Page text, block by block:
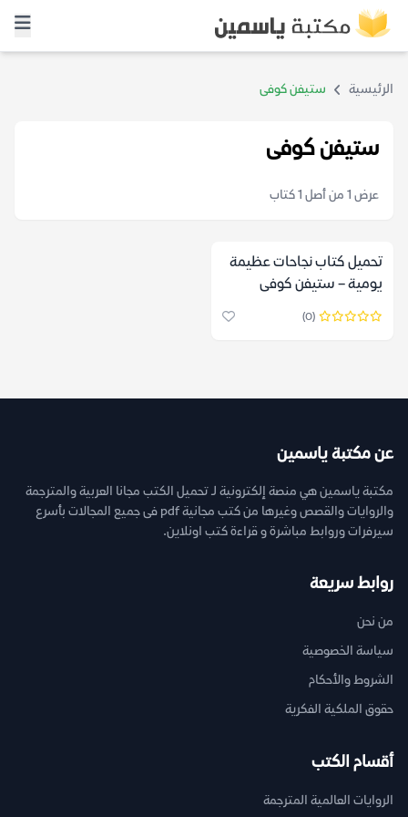
الرئيسية ستيفن كوفى
ستيفن كوفى
عرض 1 من أصل 1 كتاب
تحميل كتاب نجاحات عظيمة
يومية – ستيفن كوفى
(0)
عن مكتبة ياسمين
مكتبة ياسمين هي منصة إلكترونية لـ تحميل الكتب مجانا العربية والمترجمة
والروايات والقصص وغيرها من كتب مجانية pdf فى جميع المجالات بأسرع
سيرفرات وروابط مباشرة و قراءة كتب اونلاين.
روابط سريعة
من نحن
سياسة الخصوصية
الشروط والأحكام
حقوق الملكية الفكرية
أقسام الكتب
الروايات العالمية المترجمة